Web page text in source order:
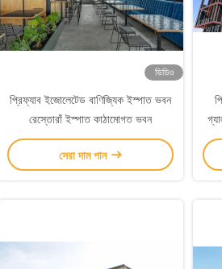
ভিডিও
প্রিফ্যাব ইজোলেটেড বাণিজ্যিক ইস্পাত ভবন
রেস্তোরাঁ ইস্পাত কাঠামোগত ভবন
সেরা দাম পান